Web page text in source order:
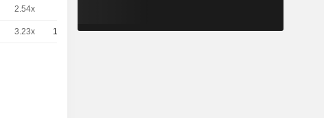
2.54x
3.23x 10 1,237EUR